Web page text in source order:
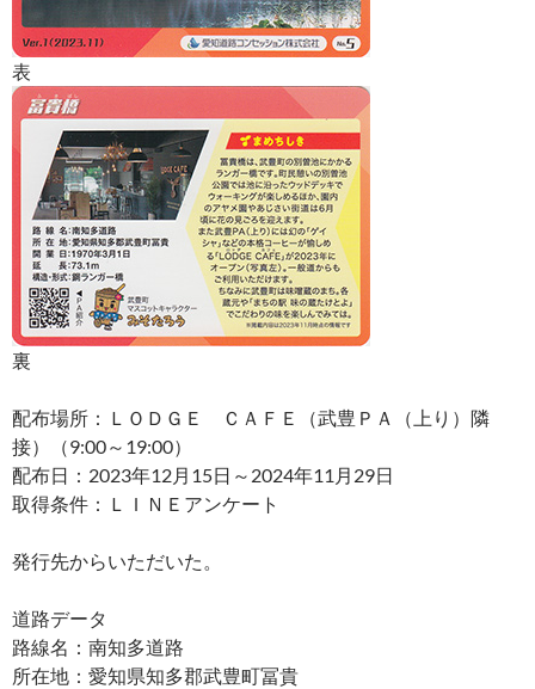
表
裏
配布場所：ＬＯＤＧＥ ＣＡＦＥ（武豊ＰＡ（上り）隣
接）（9:00～19:00）
配布日：2023年12月15日～2024年11月29日
取得条件：ＬＩＮＥアンケート
発行先からいただいた。
道路データ
路線名：南知多道路
所在地：愛知県知多郡武豊町冨貴